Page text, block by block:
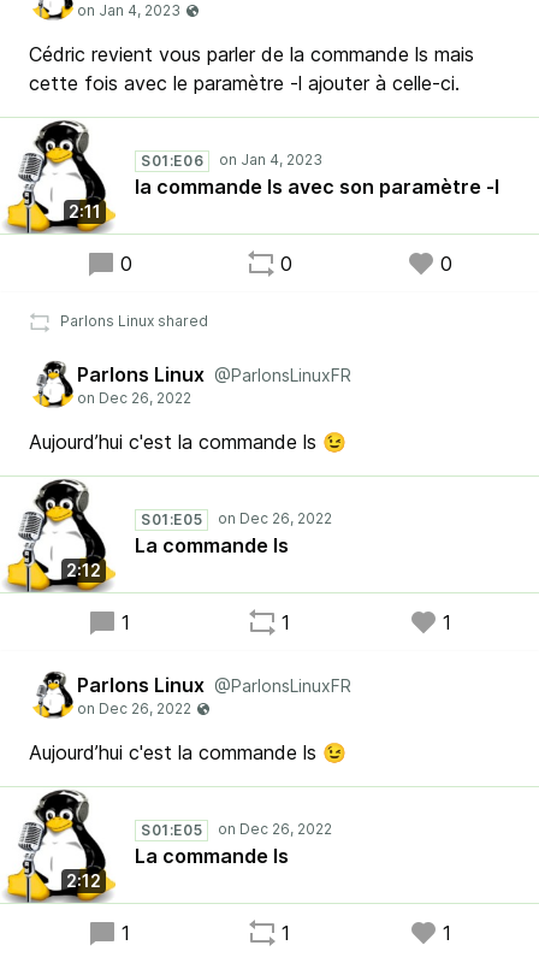
Cédric revient vous parler de la commande ls mais
cette fois avec le paramètre -l ajouter à celle-ci.
2:11
S01:E06
la commande ls avec son paramètre -l
0 0 0
Parlons Linux shared
Parlons Linux @ParlonsLinuxFR
Aujourd’hui c'est la commande ls 😉
2:12
S01:E05
La commande ls
1 1 1
Parlons Linux @ParlonsLinuxFR
Aujourd’hui c'est la commande ls 😉
2:12
S01:E05
La commande ls
1 1 1